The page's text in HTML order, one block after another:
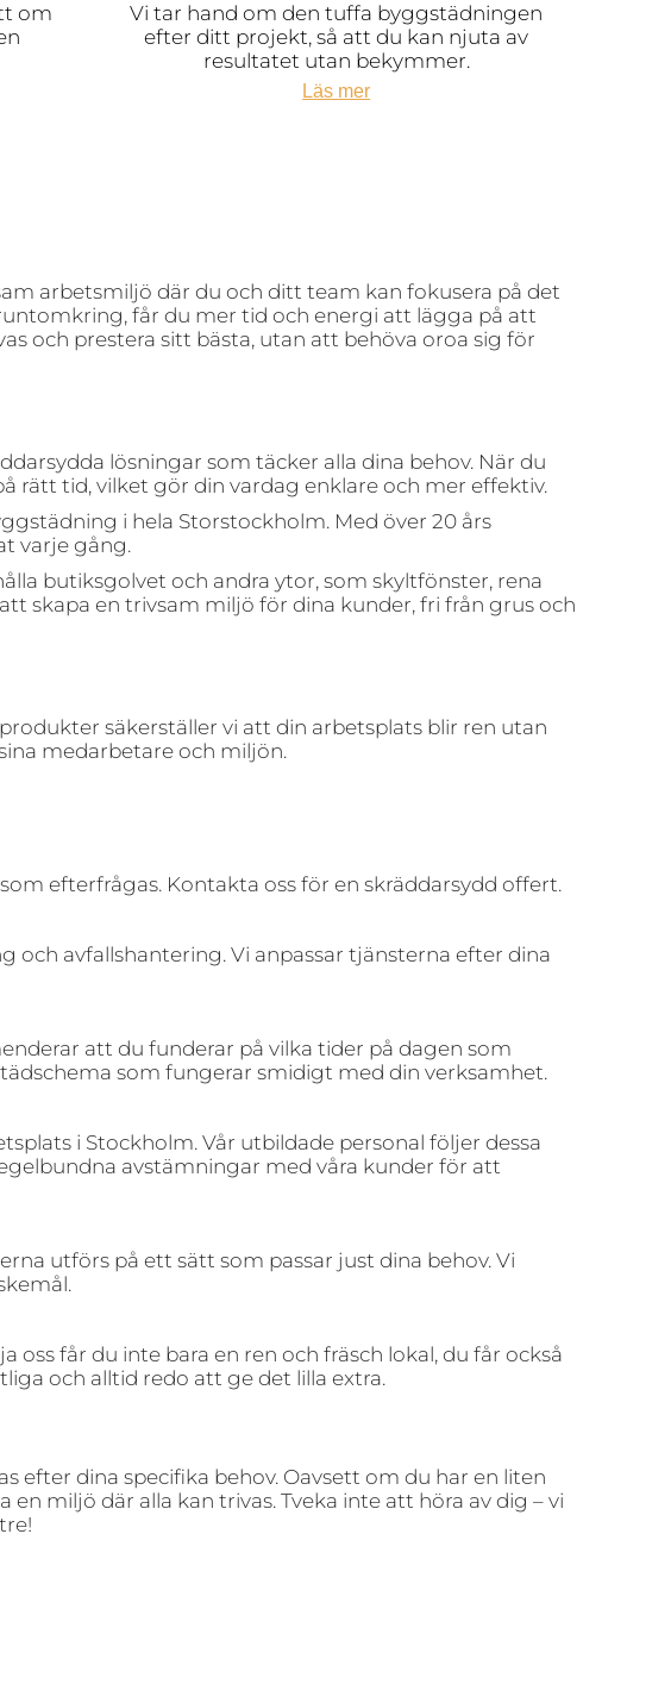
om
Vi tar hand om den tuffa byggstädningen
efter ditt projekt, så att du kan njuta av
resultatet utan bekymmer.
Läs mer
arbetsmiljö där du och ditt team kan fokusera på det
får du mer tid och energi att lägga på att
och prestera sitt bästa, utan att behöva oroa sig för
lösningar som täcker alla dina behov. När du
rätt tid, vilket gör din vardag enklare och mer effektiv.
i hela Storstockholm. Med över 20 års
varje gång.
butiksgolvet och andra ytor, som skyltfönster, rena
skapa en trivsam miljö för dina kunder, fri från grus och
säkerställer vi att din arbetsplats blir ren utan
medarbetare och miljön.
efterfrågas. Kontakta oss för en skräddarsydd offert.
avfallshantering. Vi anpassar tjänsterna efter dina
att du funderar på vilka tider på dagen som
som fungerar smidigt med din verksamhet.
i Stockholm. Vår utbildade personal följer dessa
avstämningar med våra kunder för att
utförs på ett sätt som passar just dina behov. Vi
får du inte bara en ren och fräsch lokal, du får också
och alltid redo att ge det lilla extra.
efter dina specifika behov. Oavsett om du har en liten
miljö där alla kan trivas. Tveka inte att höra av dig – vi